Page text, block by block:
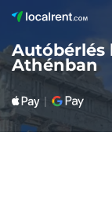
Athénban